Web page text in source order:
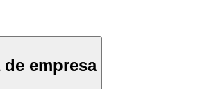
de empresa